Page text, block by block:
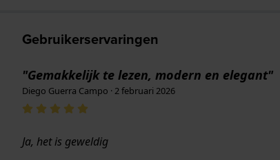
Gebruikerservaringen
"Gemakkelijk te lezen, modern en elegant"
Diego Guerra Campo · 2 februari 2026
Ja, het is geweldig